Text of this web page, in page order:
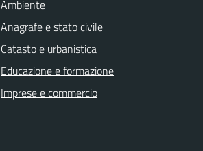
Ambiente
Anagrafe e stato civile
Catasto e urbanistica
Educazione e formazione
Imprese e commercio